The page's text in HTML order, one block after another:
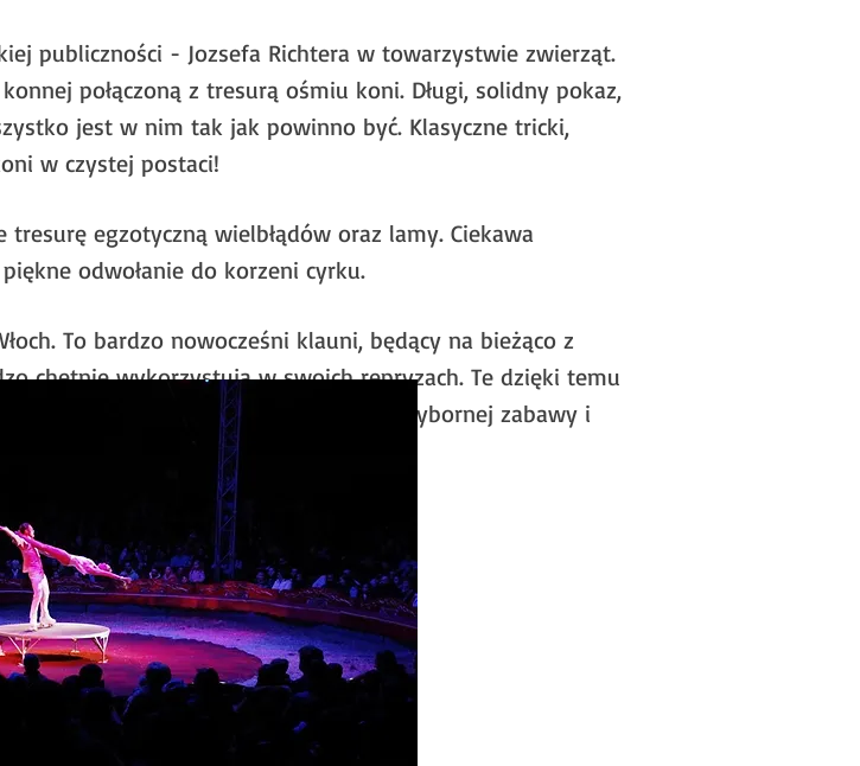
publiczności - Jozsefa Richtera w towarzystwie zwierząt.
połączoną z tresurą ośmiu koni. Długi, solidny pokaz,
jest w nim tak jak powinno być. Klasyczne tricki,
w czystej postaci!
egzotyczną wielbłądów oraz lamy. Ciekawa
odwołanie do korzeni cyrku.
To bardzo nowocześni klauni, będący na bieżąco z
chętnie wykorzystują w swoich repryzach. Te dzięki temu
Bracia Caveagna to gwarancja wybornej zabawy i